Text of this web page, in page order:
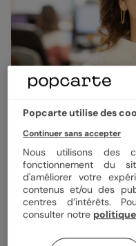
Anaïs Turès
Découvrez l'univers
laissez-vous inspirer !
Popcarte utilise des
Continuer sans accepter
Nous utilisons des
fonctionnement du
d'améliorer votre
contenus et/ou des
centres d’intérêts.
consulter notre